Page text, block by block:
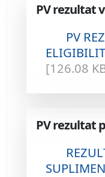
PV rezultat
PV
[126.08
PV rezultat